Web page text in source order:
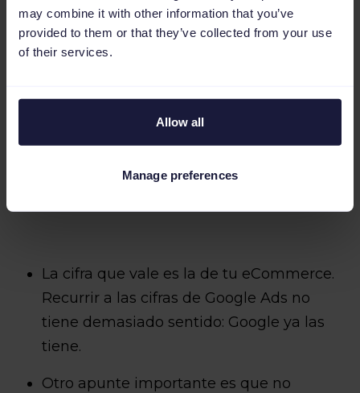
may combine it with other information that you’ve
provided to them or that they’ve collected from your use
of their services.
Allow all
Manage preferences
Las sandalias, los pantalones cortos y los
conversiones en la época
correspondiente, pero es posible que
estén inactivos el resto del año.
La cifra que vale es la de tu eCommerce.
Recurrir a las cifras de Google Ads no
tiene demasiado sentido: Google ya las
tiene.
Otro apunte importante es que no